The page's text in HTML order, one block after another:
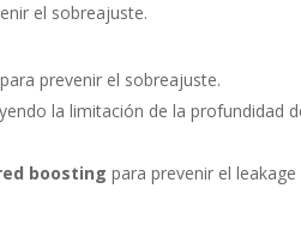
el sobreajuste.
prevenir el sobreajuste.
la limitación de la profundidad
boosting para prevenir el leakage